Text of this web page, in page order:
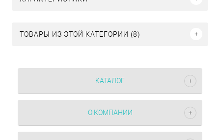
ТОВАРЫ ИЗ ЭТОЙ КАТЕГОРИИ (8)
КАТАЛОГ
О КОМПАНИИ